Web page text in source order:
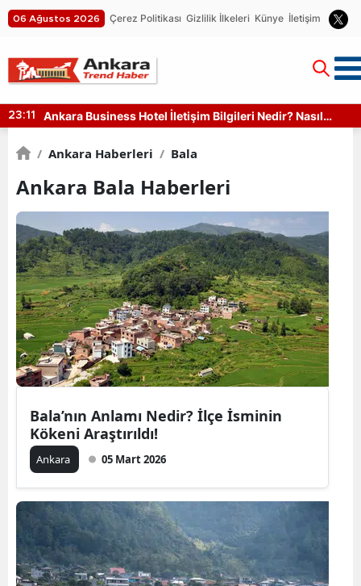
06 Ağustos 2026 Çerez Politikası Gizlilik İlkeleri Künye İletişim
23:11
Ankara Business Hotel İletişim Bilgileri Nedir? Nasıl
/ Ankara Haberleri / Bala
Ankara Bala Haberleri
Bala’nın Anlamı Nedir? İlçe İsminin
Kökeni Araştırıldı!
Ankara 05 Mart 2026